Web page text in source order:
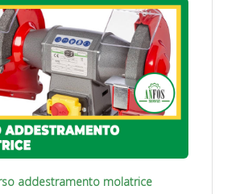
addestramento molatrice